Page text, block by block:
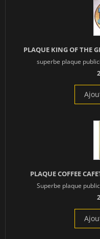
PLAQUE KING OF THE
superbe plaque
PLAQUE COFFEE
Superbe plaque